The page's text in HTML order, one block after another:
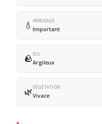
💧 ARROSAGE
Important
🪨SOL
Argileux
🌿VÉGÉTATION
Vivace